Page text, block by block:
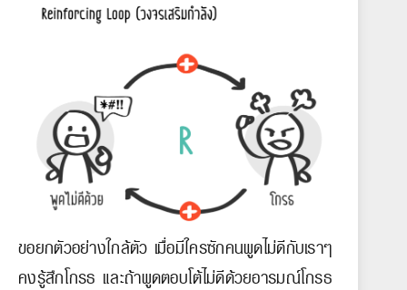
ขอยกตัวอย่างใกล้ตัว เมื่อมีใครซักคนพูดไม่ดีกับเราๆ
คงรู้สึกโกรธ และถ้าพูดตอบโต้ไม่ดีด้วยอารมณ์โกรธ